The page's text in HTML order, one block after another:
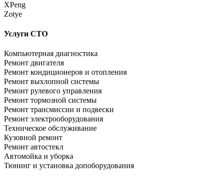
XPeng
Zotye
Услуги СТО
Компьютерная диагностика
Ремонт двигателя
Ремонт кондиционеров и отопления
Ремонт выхлопной системы
Ремонт рулевого управления
Ремонт тормозной системы
Ремонт трансмиссии и подвески
Ремонт электрооборудования
Техническое обслуживание
Кузовной ремонт
Ремонт автостекл
Автомойка и уборка
Тюнинг и установка допоборудования